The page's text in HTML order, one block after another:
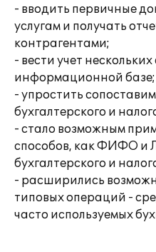
- вводить первичные
услугам и получать
контрагентами;
- вести учет
информационной базе;
- упростить
бухгалтерского и
- стало возможным
способов, как ФИФО и
бухгалтерского и
- расширились
типовых операций -
часто используемых